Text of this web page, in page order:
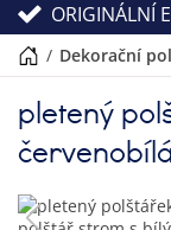
ORIGINÁLNÍ
/ dekorační
pletený
červenobílá